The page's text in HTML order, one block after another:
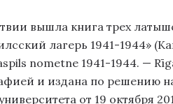
вышла книга трех
лагерь 1941-1944»
nometne 1941-1944. —
и издана по решению
от 19 октября